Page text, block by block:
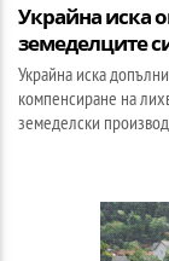
Украйна иска
земеделците
Украйна иска
компенсиране на
земеделски